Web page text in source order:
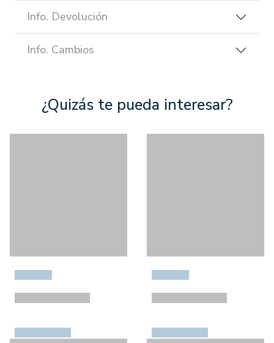
Info. Devolución
Info. Cambios
¿Quizás te pueda interesar?